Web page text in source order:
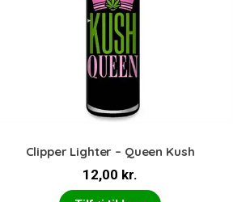
Clipper Lighter – Queen Kush
12,00 kr.